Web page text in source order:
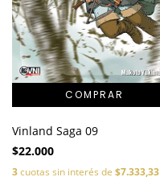
Vinland Saga 09
$22.000
3cuotas sin interés de $7.333,33